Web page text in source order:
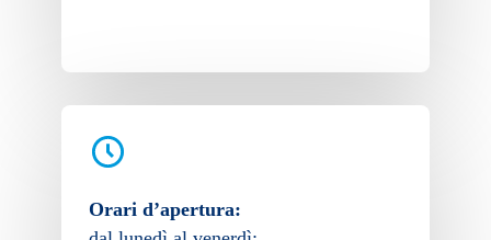
Orari d’apertura: